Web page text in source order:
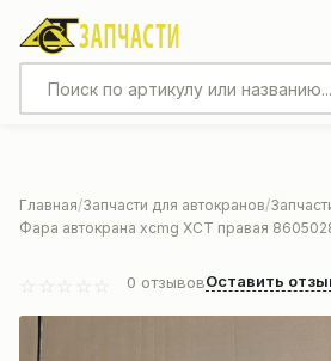
Главная Запчасти для автокранов
Фара автокрана xcmg XCT правая
0 отзывовОставить